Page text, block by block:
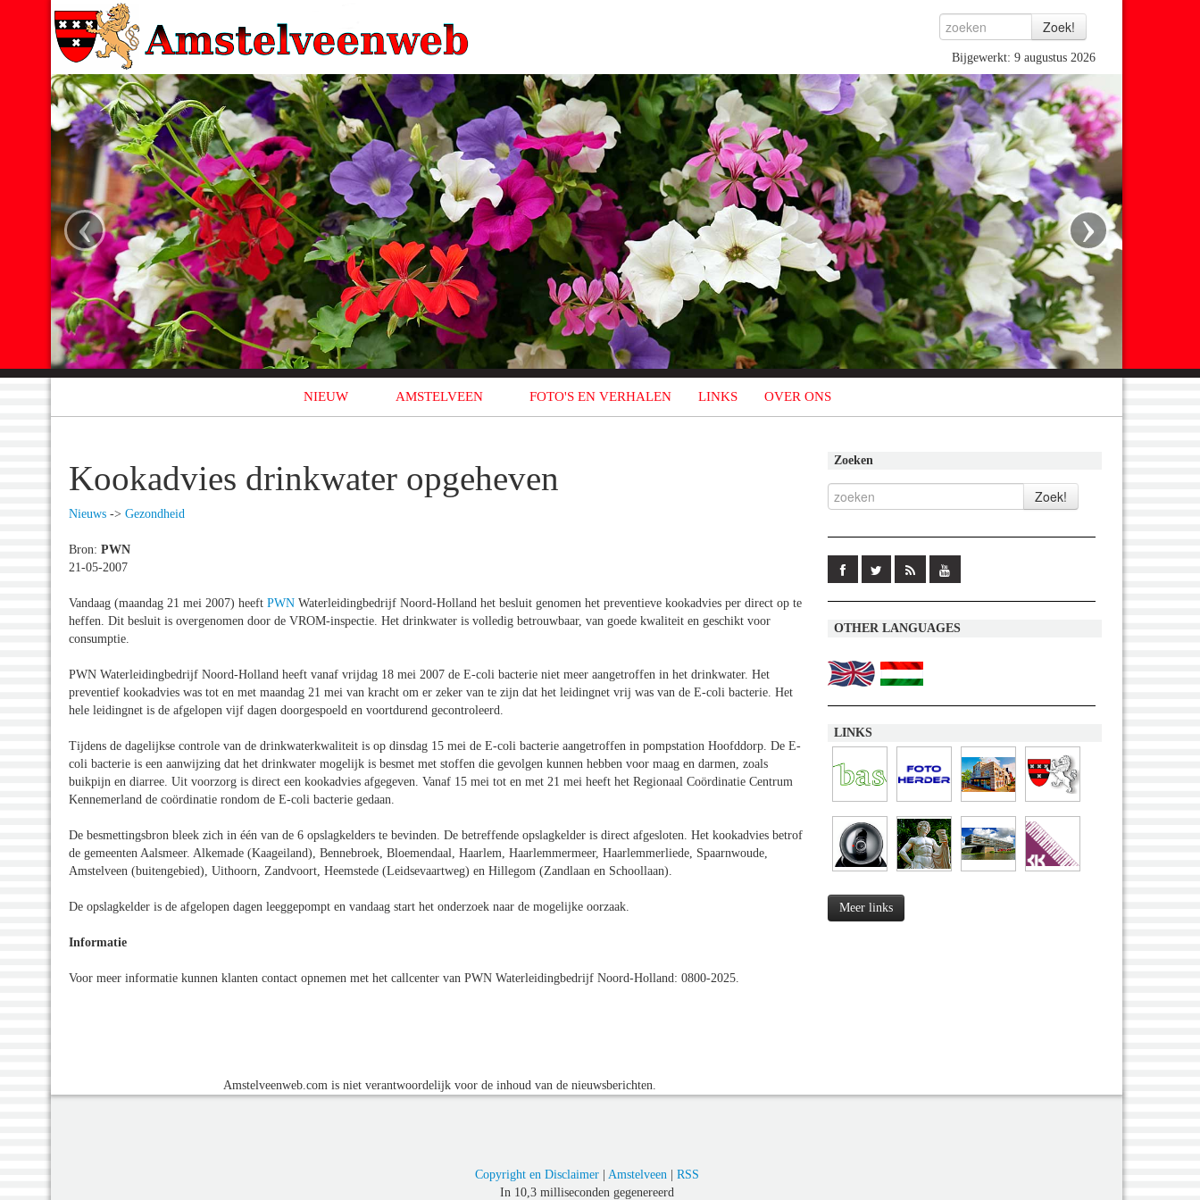
Bijgewerkt: 9 augustus 2026
‹ ›
NIEUW AMSTELVEEN FOTO'S EN VERHALEN LINKS OVER ONS
Kookadvies drinkwater opgeheven
Nieuws -> Gezondheid
Bron: PWN
21-05-2007
Vandaag (maandag 21 mei 2007) heeft PWN Waterleidingbedrijf Noord-Holland het besluit genomen het preventieve kookadvies per direct op te
heffen. Dit besluit is overgenomen door de VROM-inspectie. Het drinkwater is volledig betrouwbaar, van goede kwaliteit en geschikt voor
consumptie.
PWN Waterleidingbedrijf Noord-Holland heeft vanaf vrijdag 18 mei 2007 de E-coli bacterie niet meer aangetroffen in het drinkwater. Het
preventief kookadvies was tot en met maandag 21 mei van kracht om er zeker van te zijn dat het leidingnet vrij was van de E-coli bacterie. Het
hele leidingnet is de afgelopen vijf dagen doorgespoeld en voortdurend gecontroleerd.
Tijdens de dagelijkse controle van de drinkwaterkwaliteit is op dinsdag 15 mei de E-coli bacterie aangetroffen in pompstation Hoofddorp. De E-
coli bacterie is een aanwijzing dat het drinkwater mogelijk is besmet met stoffen die gevolgen kunnen hebben voor maag en darmen, zoals
buikpijn en diarree. Uit voorzorg is direct een kookadvies afgegeven. Vanaf 15 mei tot en met 21 mei heeft het Regionaal Coördinatie Centrum
Kennemerland de coördinatie rondom de E-coli bacterie gedaan.
De besmettingsbron bleek zich in één van de 6 opslagkelders te bevinden. De betreffende opslagkelder is direct afgesloten. Het kookadvies betrof
de gemeenten Aalsmeer. Alkemade (Kaageiland), Bennebroek, Bloemendaal, Haarlem, Haarlemmermeer, Haarlemmerliede, Spaarnwoude,
Amstelveen (buitengebied), Uithoorn, Zandvoort, Heemstede (Leidsevaartweg) en Hillegom (Zandlaan en Schoollaan).
De opslagkelder is de afgelopen dagen leeggepompt en vandaag start het onderzoek naar de mogelijke oorzaak.
Informatie
Voor meer informatie kunnen klanten contact opnemen met het callcenter van PWN Waterleidingbedrijf Noord-Holland: 0800-2025.
Amstelveenweb.com is niet verantwoordelijk voor de inhoud van de nieuwsberichten.
Zoeken
OTHER LANGUAGES
LINKS
Meer links
Copyright en Disclaimer| Amstelveen | RSS
In 10,3 milliseconden gegenereerd